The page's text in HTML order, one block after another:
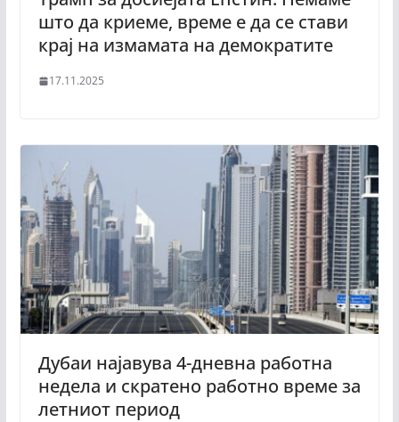
што да криеме, време е да се стави
крај на измамата на демократите
17.11.2025
Дубаи најавува 4-дневна работна
недела и скратено работно време за
летниот период